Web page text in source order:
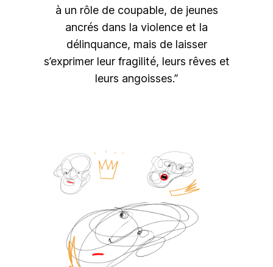
à un rôle de coupable, de jeunes
ancrés dans la violence et la
délinquance, mais de laisser
s’exprimer leur fragilité, leurs rêves et
leurs angoisses.”